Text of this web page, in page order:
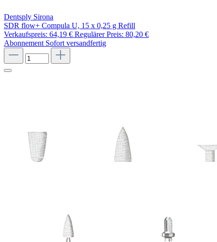
Dentsply Sirona
SDR flow+ Compula U, 15 x 0,25 g Refill
Verkaufspreis: 64,19 € Regulärer Preis: 80,20 €
Abonnement Sofort versandfertig